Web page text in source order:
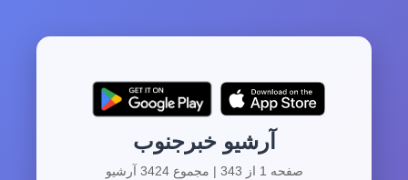
آرشیو خبرجنوب
صفحه 1 از 343 | مجموع 3424 آرشیو